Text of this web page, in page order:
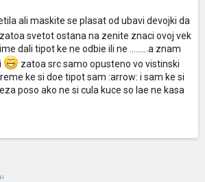
ali maskite se plasat od ubavi devojki da
zatoa svetot ostana na zenite znaci ovoj vek
dali tipot ke ne odbie ili ne .........a znam
zatoa src samo opusteno vo vistinski
ke si doe tipot sam :arrow: i sam ke si
poso ako ne si cula kuce so lae ne kasa